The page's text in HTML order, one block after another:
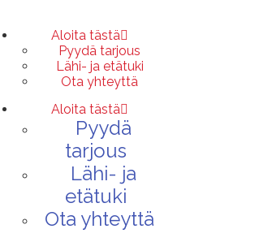
sisältöön
Aloita tästä
Pyydä tarjous
Lähi- ja etätuki
Ota yhteyttä
Aloita tästä
Pyydä
tarjous
Lähi- ja
etätuki
Ota yhteyttä